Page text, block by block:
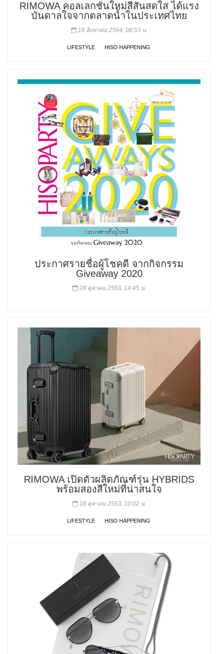
RIMOWA คอลเลกชั่นใหม่สีสันสดใส ได้แรง
บันดาลใจจากตลาดน้ำในประเทศไทย
18 สิงหาคม 2564, 08:53 น.
LIFESTYLE HISO HAPPENING
ประกาศรายชื่อผู้โชคดี จากกิจกรรม
Giveaway 2020
28 ตุลาคม 2563, 14:45 น.
RIMOWA เปิดตัวผลิตภัณฑ์รุ่น HYBRIDS
พร้อมสองสีใหม่ที่น่าสนใจ
18 ตุลาคม 2563, 10:02 น.
LIFESTYLE HISO HAPPENING